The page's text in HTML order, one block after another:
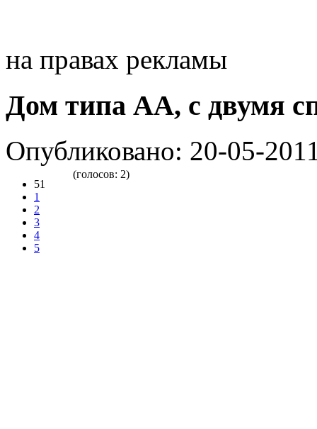
на правах рекламы
Дом типа АА, с двумя
Опубликовано: 20-05-
51
1
2
3
4
5
(голосов: 2)